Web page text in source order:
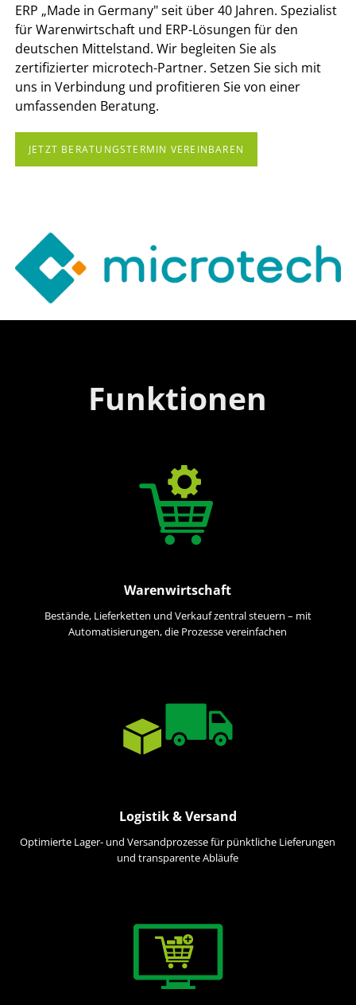
ERP „Made in Germany" seit über 40 Jahren. Spezialist
für Warenwirtschaft und ERP-Lösungen für den
deutschen Mittelstand. Wir begleiten Sie als
zertifizierter microtech-Partner. Setzen Sie sich mit
uns in Verbindung und profitieren Sie von einer
umfassenden Beratung.
JETZT BERATUNGSTERMIN VEREINBAREN
Funktionen
Warenwirtschaft
Bestände, Lieferketten und Verkauf zentral steuern – mit
Automatisierungen, die Prozesse vereinfachen
Logistik & Versand
Optimierte Lager- und Versandprozesse für pünktliche Lieferungen
und transparente Abläufe